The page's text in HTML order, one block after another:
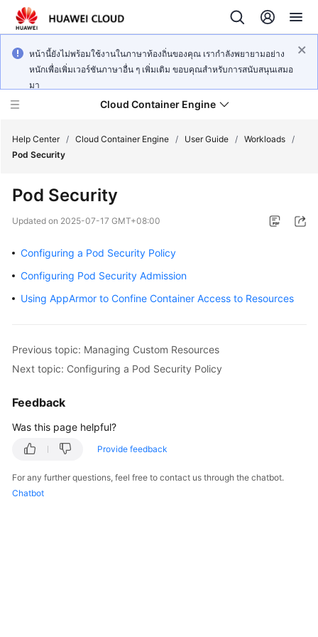
หน้านี้ยังไม่พร้อมใช้งานในภาษาท้องถิ่นของคุณ เรากำลังพยายามอย่าง
หนักเพื่อเพิ่มเวอร์ชันภาษาอื่น ๆ เพิ่มเติม ขอบคุณสำหรับการสนับสนุนเสมอ
มา
Cloud Container Engine
What's
Product
Bulletin
Billing
Kubernetes
Getting
User
Help Center / Cloud Container Engine / User Guide / Workloads /
Pod Security
Pod Security
Updated on 2025-07-17 GMT+08:00
Configuring a Pod Security Policy
Configuring Pod Security Admission
Using AppArmor to Confine Container Access to Resources
Previous topic: Managing Custom Resources
Next topic: Configuring a Pod Security Policy
Feedback
Was this page helpful?
Provide feedback
For any further questions, feel free to contact us through the chatbot.
Chatbot